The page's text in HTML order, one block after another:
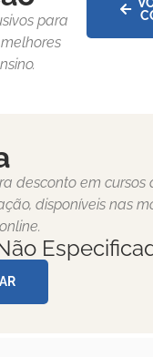
para
desconto em
disponíveis nas